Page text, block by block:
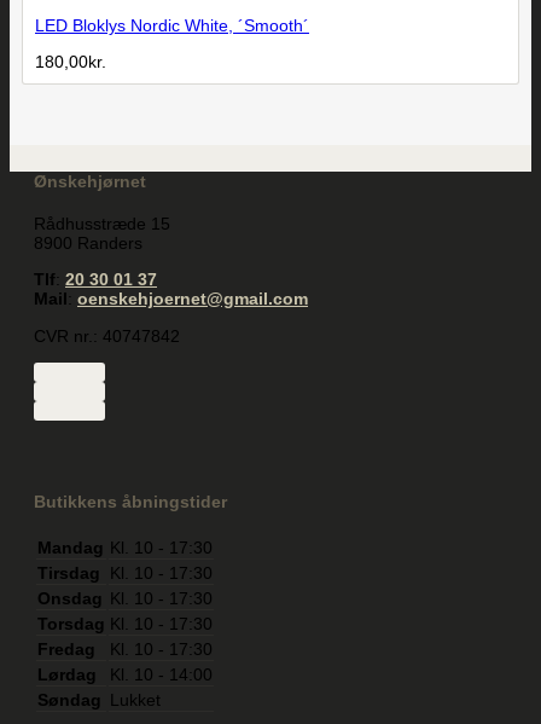
LED Bloklys Nordic White, ´Smooth´
180,00kr.
Ønskehjørnet
Rådhusstræde 15
8900 Randers
Tlf: 20 30 01 37
Mail: oenskehjoernet@gmail.com
CVR nr.: 40747842
Butikkens åbningstider
Mandag Kl. 10 - 17:30
Tirsdag
Kl. 10 - 17:30
Onsdag Kl. 10 - 17:30
Torsdag Kl. 10 - 17:30
Fredag
Kl. 10 - 17:30
Lørdag
Kl. 10 - 14:00
Søndag
Lukket